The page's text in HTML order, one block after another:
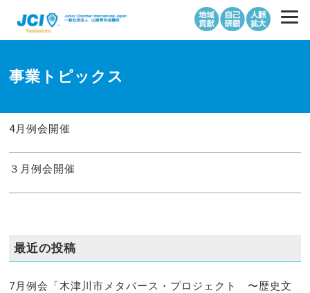
事業トピックス
4月例会開催
３月例会開催
最近の投稿
7月例会「木津川市メタバース・プロジェクト 〜歴史文